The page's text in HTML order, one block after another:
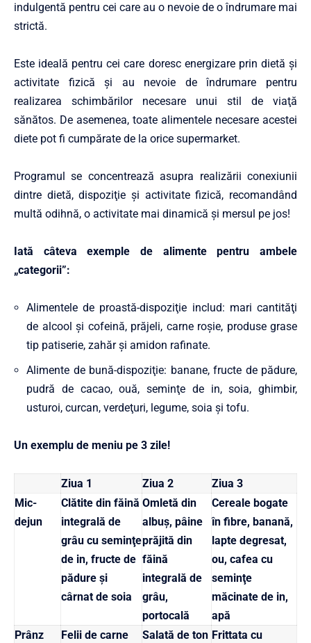
indulgentă pentru cei care au o nevoie de o îndrumare mai
strictă.
Este ideală pentru cei care doresc energizare prin dietă şi
activitate fizică şi au nevoie de îndrumare pentru
realizarea schimbărilor necesare unui stil de viaţă
sănătos. De asemenea, toate alimentele necesare acestei
diete pot fi cumpărate de la orice supermarket.
Programul se concentrează asupra realizării conexiunii
dintre dietă, dispoziţie şi activitate fizică, recomandând
multă odihnă, o activitate mai dinamică şi mersul pe jos!
Iată câteva exemple de alimente pentru ambele
„categorii”:
Alimentele de proastă-dispoziţie includ: mari cantităţi
de alcool şi cofeină, prăjeli, carne roşie, produse grase
tip patiserie, zahăr şi amidon rafinate.
Alimente de bună-dispoziţie: banane, fructe de pădure,
pudră de cacao, ouă, seminţe de in, soia, ghimbir,
usturoi, curcan, verdeţuri, legume, soia şi tofu.
Un exemplu de meniu pe 3 zile!
Ziua 1 Ziua 2
Ziua 3
Mic-
dejun
Clătite din făină
integrală de
grâu cu seminţe
de in, fructe de
pădure şi
cârnat de soia
Omletă din
albuş, pâine
prăjită din
făină
integrală de
grâu,
portocală
Cereale bogate
în fibre, banană,
lapte degresat,
ou, cafea cu
seminţe
măcinate de in,
apă
Prânz
Felii de carne
Salată de ton Frittata cu